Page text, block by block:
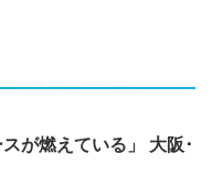
が燃えている」 大阪･